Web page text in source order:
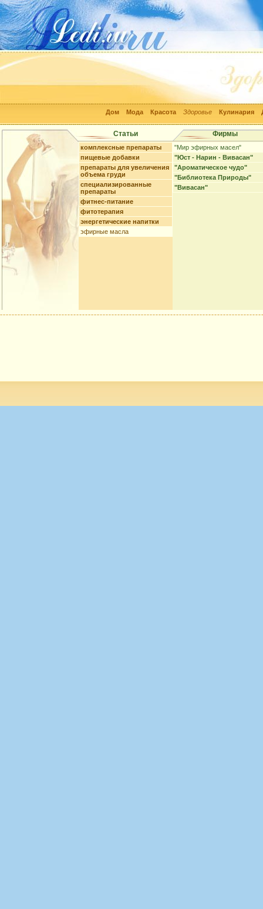
Дом Мода Красота Здоровье Кулинария
Статьи Фирмы
комплексные препараты
пищевые добавки
препараты для увеличения
объема груди
специализированные
препараты
фитнес-питание
фитотерапия
энергетические напитки
эфирные масла
"Мир эфирных масел"
"Юст - Нарин - Вивасан"
"Ароматическое чудо"
"Библиотека Природы"
"Вивасан"